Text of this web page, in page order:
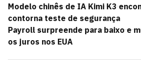
Modelo chinês de IA Kimi K3
contorna teste de segurança
Payroll surpreende para baixo e
os juros nos EUA